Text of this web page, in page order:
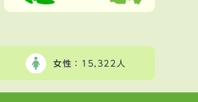
女性 ：15,322人